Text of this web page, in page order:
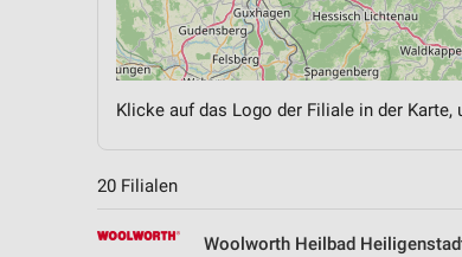
Klicke auf das Logo der Filiale in der
20 Filialen
Woolworth Heilbad